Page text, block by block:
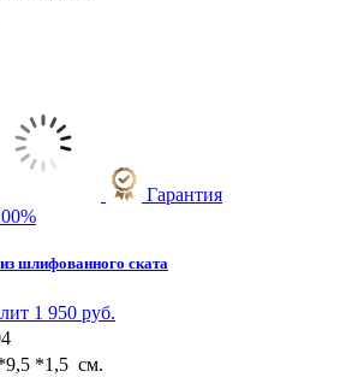
Гарантия
шлифованного ската
1 950 руб.
*1,5 см.